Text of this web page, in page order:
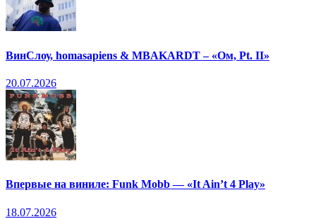
ВинСлоу, homasapiens & MBAKARDT – «Ом, Pt. II»
20.07.2026
Впервые на виниле: Funk Mobb — «It Ain’t 4 Play»
18.07.2026